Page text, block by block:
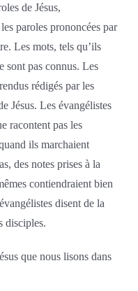
de Jésus,
paroles prononcées par
Les mots, tels qu’ils
sont pas connus. Les
rédigés par les
Jésus. Les évangélistes
racontent pas les
ils marchaient
des notes prises à la
contiendraient bien
disent de la
disciples.
que nous lisons dans